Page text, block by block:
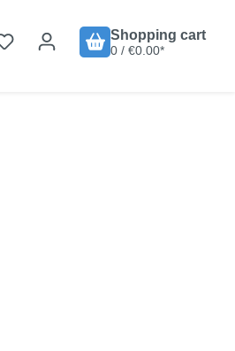
Shopping cart
0 / €0.00*